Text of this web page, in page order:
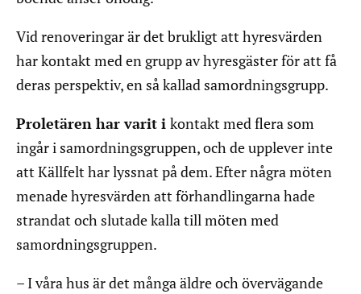
Vid renoveringar är det brukligt att hyresvärden
har kontakt med en grupp av hyresgäster för att få
deras perspektiv, en så kallad samordningsgrupp.
Proletären har varit i kontakt med flera som
ingår i samordningsgruppen, och de upplever inte
att Källfelt har lyssnat på dem. Efter några möten
menade hyresvärden att förhandlingarna hade
strandat och slutade kalla till möten med
samordningsgruppen.
– I våra hus är det många äldre och övervägande